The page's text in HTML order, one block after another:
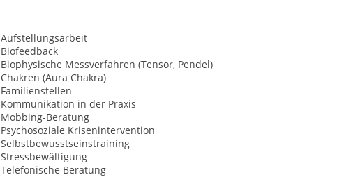
Aufstellungsarbeit
Biofeedback
Biophysische Messverfahren (Tensor, Pendel)
Chakren (Aura Chakra)
Familienstellen
Kommunikation in der Praxis
Mobbing-Beratung
Psychosoziale Krisenintervention
Selbstbewusstseinstraining
Stressbewältigung
Telefonische Beratung